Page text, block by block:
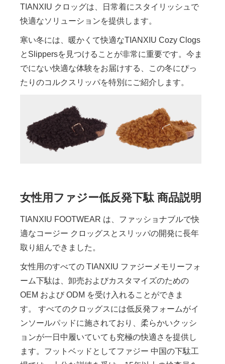
TIANXIU クロッグは、日常着にスタイリッシュで
快適なソリューションを提供します。
寒い冬には、暖かくて快適なTIANXIU Cozy Clogs
とSlippersを見つけることが非常に重要です。今ま
でにない快適な体験をお届けする、この冬にぴっ
たりのコルクスリッパを特別にご紹介します。
女性用ファジー低反発下駄 商品説明
TIANXIU FOOTWEAR は、ファッショナブルで快
適なコージー クロッグスとスリッパの開発に長年
取り組んできました。
女性用のすべての TIANXIU ファジーメモリーフォ
ーム下駄は、卸売およびカスタマイズのための
OEM および ODM を受け入れることができま
す。 すべてのクロッグスには低反発フォームがイ
ンソールパッドに施されており、柔らかいクッシ
ョンが一日中履いていても究極の快適さを提供し
ます。フットベッドとしてファジー 中国の下駄工